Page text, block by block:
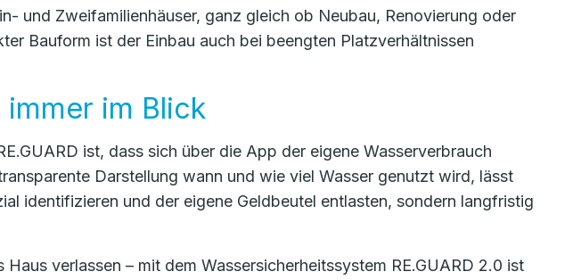
und Zweifamilienhäuser, ganz gleich ob Neubau, Renovierung oder
Bauform ist der Einbau auch bei beengten Platzverhältnissen
im Blick
ist, dass sich über die App der eigene Wasserverbrauch
Darstellung wann und wie viel Wasser genutzt wird, lässt
identifizieren und der eigene Geldbeutel entlasten, sondern langfristig
verlassen – mit dem Wassersicherheitssystem RE.GUARD 2.0 ist